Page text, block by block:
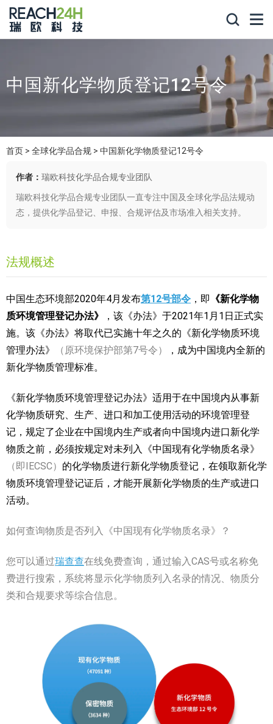
中国新化学物质登记12号令
首页 全球化学品合规 中国新化学物质登记12号令
作者： 瑞欧科技化学品合规专业团队
瑞欧科技化学品合规专业团队一直专注中国及全球化学品法规动
态，提供化学品登记、申报、合规评估及市场准入相关支持。
法规概述
中国生态环境部2020年4月发布第12号部令 ，即 《新化学物
质环境管理登记办法》
，该《办法》于2021年1月1日正式实
施。该《办法》将取代已实施十年之久的《新化学物质环境
管理办法》
（原环境保护部第7号令）
，成为中国境内全新的
新化学物质管理标准。
《新化学物质环境管理登记办法》适用于在中国境内从事新
化学物质研究、生产、进口和加工使用活动的环境管理登
记，规定了企业在中国境内生产或者向中国境内进口新化学
物质之前，必须按规定对未列入《中国现有化学物质名录》
（即IECSC） 的化学物质进行新化学物质登记，在领取新化学
物质环境管理登记证后，才能开展新化学物质的生产或进口
活动。
如何查询物质是否列入《中国现有化学物质名录》？
您可以通过瑞查查在线免费查询，通过输入CAS号或名称免
费进行搜索，系统将显示化学物质列入名录的情况、物质分
类和合规要求等综合信息。